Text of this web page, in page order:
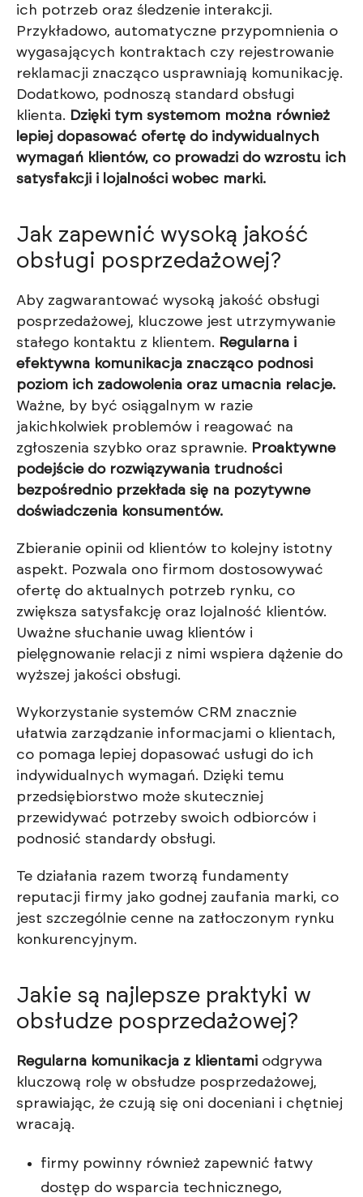
ich potrzeb oraz śledzenie interakcji.
Przykładowo, automatyczne przypomnienia o
wygasających kontraktach czy rejestrowanie
reklamacji znacząco usprawniają komunikację.
Dodatkowo, podnoszą standard obsługi
klienta. Dzięki tym systemom można również
lepiej dopasować ofertę do indywidualnych
wymagań klientów, co prowadzi do wzrostu ich
satysfakcji i lojalności wobec marki.
Jak zapewnić wysoką jakość
obsługi posprzedażowej?
Aby zagwarantować wysoką jakość obsługi
posprzedażowej, kluczowe jest utrzymywanie
stałego kontaktu z klientem. Regularna i
efektywna komunikacja znacząco podnosi
poziom ich zadowolenia oraz umacnia relacje.
Ważne, by być osiągalnym w razie
jakichkolwiek problemów i reagować na
zgłoszenia szybko oraz sprawnie. Proaktywne
podejście do rozwiązywania trudności
bezpośrednio przekłada się na pozytywne
doświadczenia konsumentów.
Zbieranie opinii od klientów to kolejny istotny
aspekt. Pozwala ono firmom dostosowywać
ofertę do aktualnych potrzeb rynku, co
zwiększa satysfakcję oraz lojalność klientów.
Uważne słuchanie uwag klientów i
pielęgnowanie relacji z nimi wspiera dążenie do
wyższej jakości obsługi.
Wykorzystanie systemów CRM znacznie
ułatwia zarządzanie informacjami o klientach,
co pomaga lepiej dopasować usługi do ich
indywidualnych wymagań. Dzięki temu
przedsiębiorstwo może skuteczniej
przewidywać potrzeby swoich odbiorców i
podnosić standardy obsługi.
Te działania razem tworzą fundamenty
reputacji firmy jako godnej zaufania marki, co
jest szczególnie cenne na zatłoczonym rynku
konkurencyjnym.
Jakie są najlepsze praktyki w
obsłudze posprzedażowej?
Regularna komunikacja z klientami odgrywa
kluczową rolę w obsłudze posprzedażowej,
sprawiając, że czują się oni doceniani i chętniej
wracają.
firmy powinny również zapewnić łatwy
dostęp do wsparcia technicznego,